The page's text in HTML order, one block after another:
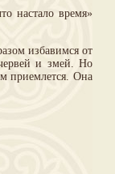
настало время»
избавимся от
и змей. Но
приемлется. Она